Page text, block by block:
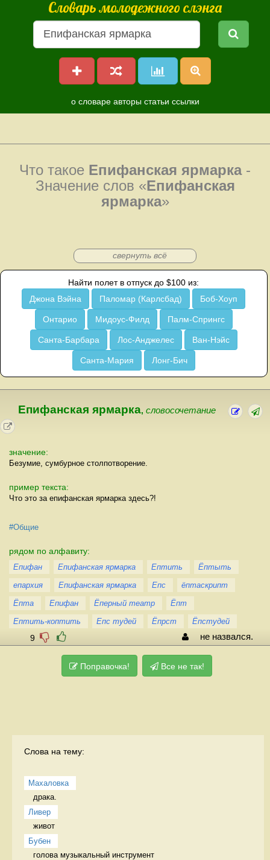
Словарь молодежного слэнга
о словаре авторы статьи ссылки
Что такое Епифанская ярмарка-
Значение слов «Епифанская
ярмарка»
свернуть всё
Найти полет в отпуск до $100 из:
Джона Вэйна
Паломар (Карлсбад) Боб-Хоуп
Онтарио Мидоус-Филд Палм-Спрингс
Санта-Барбара Лос-Анджелес Ван-Нэйс
Санта-Мария Лонг-Бич
Епифанская ярмарка, словосочетание
значение:
Безумие, сумбурное столпотворение.
пример текста:
Что это за епифанская ярмарка здесь?!
#Общие
рядом по алфавиту:
Епифан Епифанская ярмарка Ептить
Ёптыть
епархия
Епифанская ярмарка Епс
ёптаскрипт
Ёпта
Епифан Ёперный театр
Ёпт
Ептить-коптить
Епс тудей Ёпрст Ёпстудей
9 не назвался.
Поправочка! Все не так!
Слова на тему:
Махаловка
драка.
Ливер
живот
Бубен
голова музыкальный инструмент